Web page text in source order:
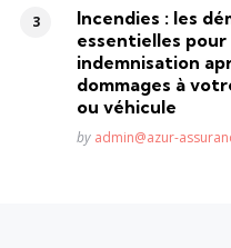
Incendies : les
essentielles
indemnisation
dommages à
ou véhicule
Posted
by admin@azur-